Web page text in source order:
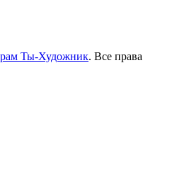
Ты-Художник. Все права